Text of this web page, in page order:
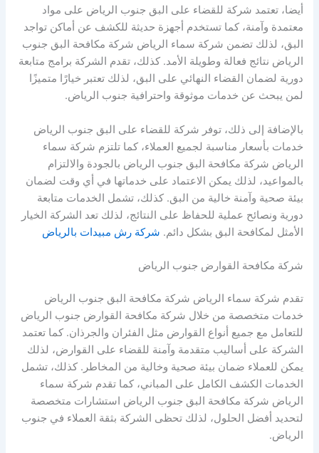
أيضا، تعتمد شركة للقضاء على البق جنوب الرياض على مواد
معتمدة وآمنة، كما تستخدم أجهزة حديثة للكشف عن أماكن تواجد
البق، لذلك تضمن شركة سماء الرياض شركة مكافحة البق جنوب
الرياض نتائج فعالة وطويلة الأمد. كذلك، تقدم الشركة برامج متابعة
دورية لضمان القضاء النهائي على البق، لذلك تعتبر خيارًا متميزًا
لمن يبحث عن خدمات موثوقة واحترافية جنوب الرياض.
بالإضافة إلى ذلك، توفر شركة للقضاء على البق جنوب الرياض
خدمات بأسعار مناسبة لجميع العملاء، كما تلتزم شركة سماء
الرياض شركة مكافحة البق جنوب الرياض بالجودة والالتزام
بالمواعيد، لذلك يمكن الاعتماد على خدماتها في أي وقت لضمان
بيئة صحية وآمنة خالية من البق. كذلك، تشمل الخدمات متابعة
دورية ونصائح عملية للحفاظ على النتائج، لذلك تعد الشركة الخيار
الأمثل لمكافحة البق بشكل دائم. شركة رش مبيدات بالرياض
شركة مكافحة القوارض جنوب الرياض
تقدم شركة سماء الرياض شركة مكافحة البق جنوب الرياض
خدمات متخصصة من خلال شركة مكافحة القوارض جنوب الرياض
للتعامل مع جميع أنواع القوارض مثل الفئران والجرذان. كما تعتمد
الشركة على أساليب متقدمة وآمنة للقضاء على القوارض، لذلك
يمكن للعملاء ضمان بيئة صحية وخالية من المخاطر. كذلك، تشمل
الخدمات الكشف الكامل على المباني، كما تقدم شركة سماء
الرياض شركة مكافحة البق جنوب الرياض استشارات متخصصة
لتحديد أفضل الحلول، لذلك تحظى الشركة بثقة العملاء في جنوب
الرياض.